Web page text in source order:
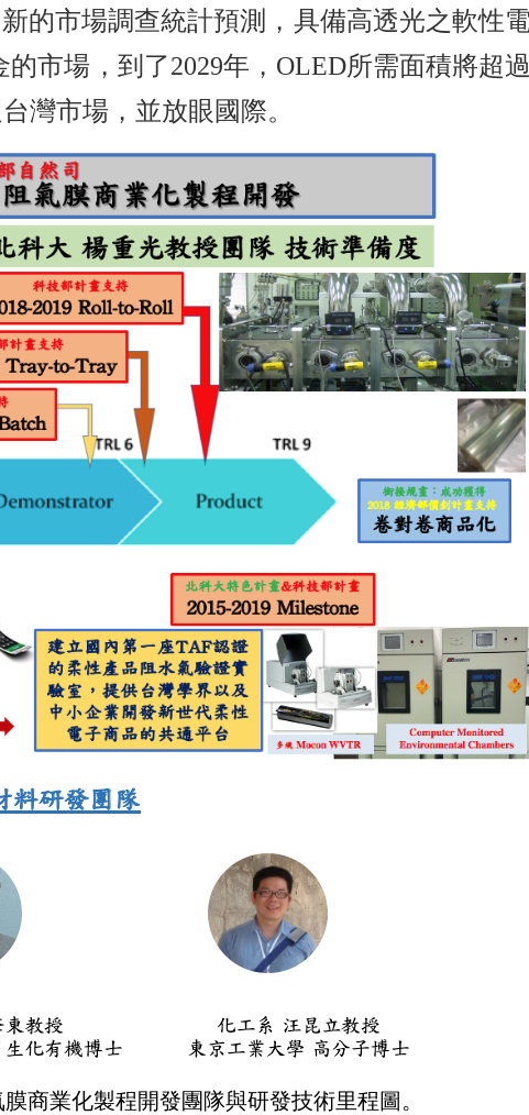
的市場調查統計預測，具備高透光之軟性
市場，到了2029年，OLED所需面積將超
灣市場，並放眼國際。
商業化製程開發團隊與研發技術里程圖。